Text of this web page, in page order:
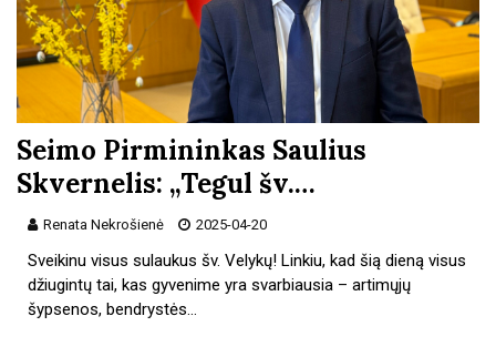
Seimo Pirmininkas Saulius
Skvernelis: „Tegul šv.…
Renata Nekrošienė 2025-04-20
Sveikinu visus sulaukus šv. Velykų! Linkiu, kad šią dieną visus
džiugintų tai, kas gyvenime yra svarbiausia – artimųjų
šypsenos, bendrystės…